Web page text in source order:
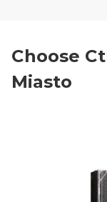
Choose
Miasto